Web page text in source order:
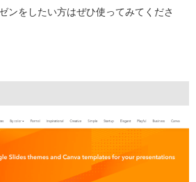
ンをしたい方はぜひ使ってみてくださ